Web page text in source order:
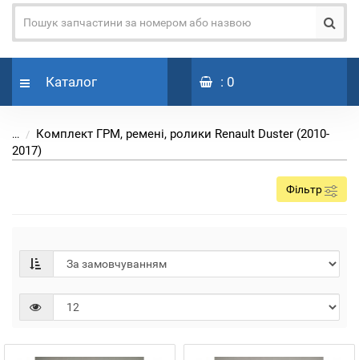
Каталог : 0
...
Комплект ГРМ, ремені, ролики Renault Duster (2010-
2017)
Фільтр